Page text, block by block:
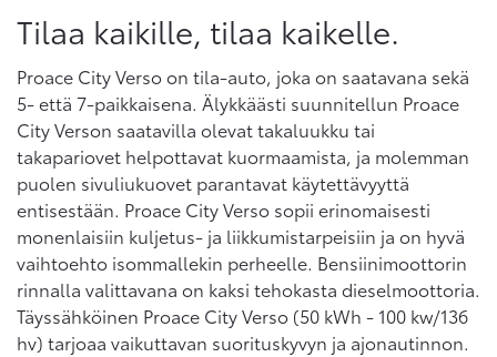
Tilaa kaikille, tilaa kaikelle.
Proace City Verso on tila-auto, joka on saatavana sekä
5- että 7-paikkaisena. Älykkäästi suunnitellun Proace
City Verson saatavilla olevat takaluukku tai
takapariovet helpottavat kuormaamista, ja molemman
puolen sivuliukuovet parantavat käytettävyyttä
entisestään. Proace City Verso sopii erinomaisesti
monenlaisiin kuljetus- ja liikkumistarpeisiin ja on hyvä
vaihtoehto isommallekin perheelle. Bensiinimoottorin
rinnalla valittavana on kaksi tehokasta dieselmoottoria.
Täyssähköinen Proace City Verso (50 kWh - 100 kw/136
hv) tarjoaa vaikuttavan suorituskyvyn ja ajonautinnon.